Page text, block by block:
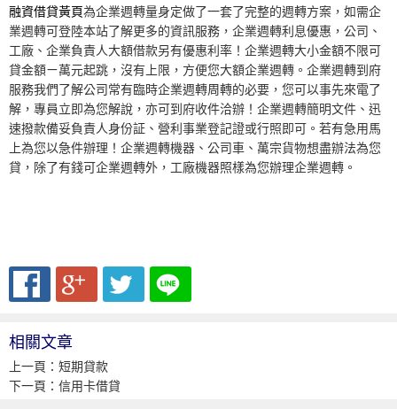
融資借貸黃頁為企業週轉量身定做了一套了完整的週轉方案，如需企
業週轉可登陸本站了解更多的資訊服務，企業週轉利息優惠，公司、
工廠、企業負責人大額借款另有優惠利率！企業週轉大小金額不限可
貸金額ㄧ萬元起跳，沒有上限，方便您大額企業週轉。企業週轉到府
服務我們了解公司常有臨時企業週轉周轉的必要，您可以事先來電了
解，專員立即為您解說，亦可到府收件洽辦！企業週轉簡明文件、迅
速撥款備妥負責人身份証、營利事業登記證或行照即可。若有急用馬
上為您以急件辦理！企業週轉機器、公司車、萬宗貨物想盡辦法為您
貸，除了有錢可企業週轉外，工廠機器照樣為您辦理企業週轉。
相關文章
上一頁： 短期貸款
下一頁： 信用卡借貸